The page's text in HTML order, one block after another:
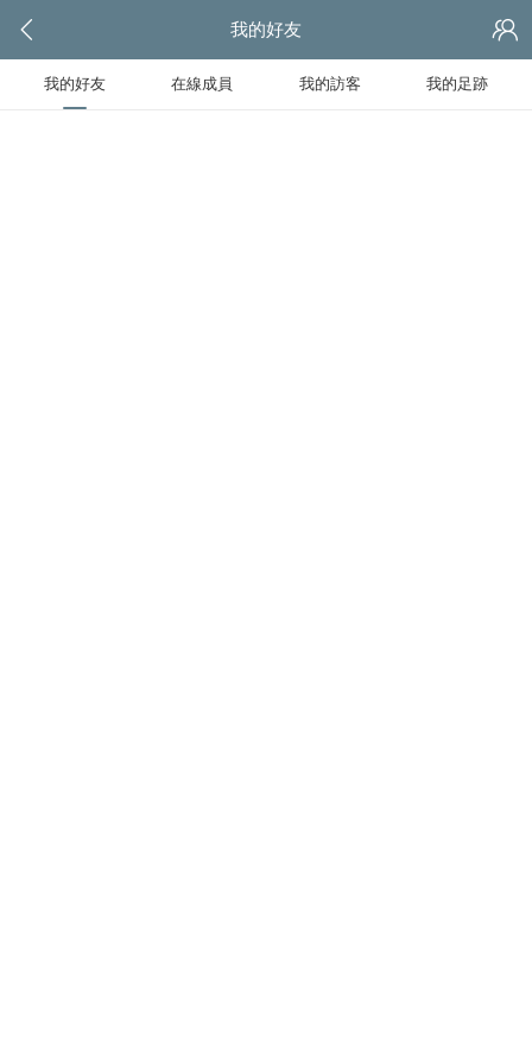
我的好友
我的好友 在線成員 我的訪客 我的足跡